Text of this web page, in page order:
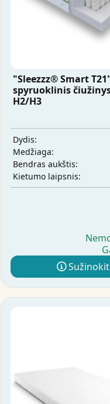
"Sleezzz® Smart
spyruoklinis
H2/H3
Dydis:
Medžiaga:
Bendras aukštis:
Kietumo laipsnis: